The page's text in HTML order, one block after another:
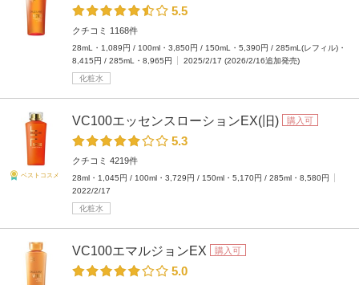
5.5
クチコミ 1168件
28mL・1,089円 / 100ml・3,850円 / 150mL・5,390円 / 285mL(レフィル)・
8,415円 / 285mL・8,965円
2025/2/17 (2026/2/16追加発売)
化粧水
ベストコスメ
VC100エッセンスローションEX(旧) 購入可
5.3
クチコミ 4219件
28ml・1,045円 / 100ml・3,729円 / 150ml・5,170円 / 285ml・8,580円
2022/2/17
化粧水
VC100エマルジョンEX 購入可
5.0